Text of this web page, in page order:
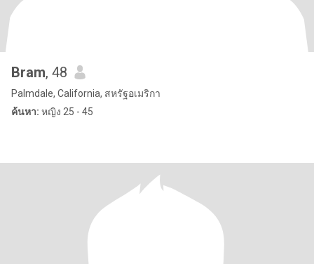
Bram, 48
Palmdale, California, สหรัฐอเมริกา
ค้นหา: หญิง 25 - 45